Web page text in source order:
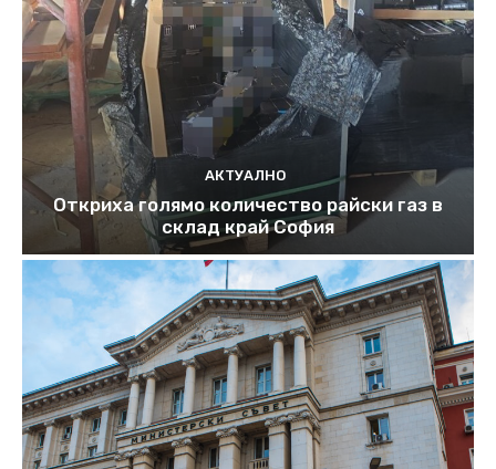
АКТУАЛНО
Откриха голямо количество райски газ в
склад край София